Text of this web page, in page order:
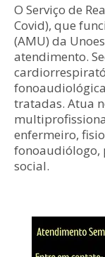
O Serviço de
Covid), que
(AMU) da
atendimento.
tratadas. Atua
enfermeiro,
fonoaudiólogo,
social.